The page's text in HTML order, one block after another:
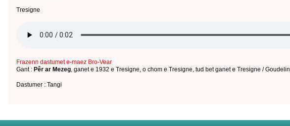
Tresigne
Frazenn dastumet e-maez Bro-Vear
Gant : Pêr ar Mezeg ganet e 1932 e Tresigne o chom e Tresigne tud bet ganet e Tresigne / Goudelin
Dastumer : Tangi